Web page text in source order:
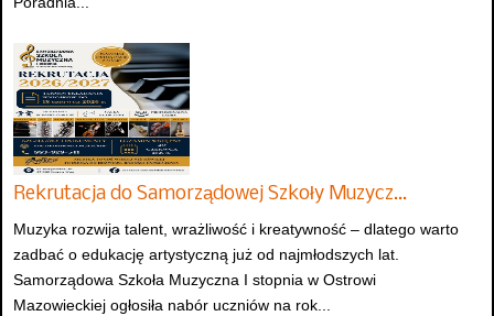
Rekrutacja do Samorządowej Szkoły Muzycz…
Muzyka rozwija talent, wrażliwość i kreatywność – dlatego warto
zadbać o edukację artystyczną już od najmłodszych lat.
Samorządowa Szkoła Muzyczna I stopnia w Ostrowi
Mazowieckiej ogłosiła nabór uczniów na rok...